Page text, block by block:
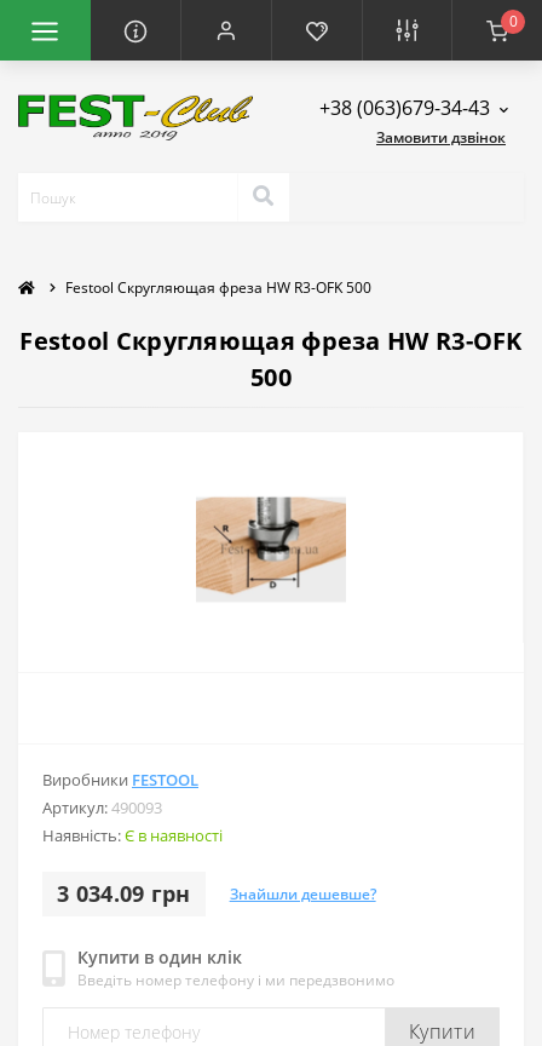
0
+38 (063)679-34-43
Замовити дзвінок
Festool Скругляющая фреза HW R3-OFK 500
Festool Скругляющая фреза HW R3-OFK
500
Виробники FESTOOL
Артикул:490093
Наявність:Є в наявності
3 034.09 грн Знайшли дешевше?
Купити в один клік
Введіть номер телефону і ми передзвонимо
Купити